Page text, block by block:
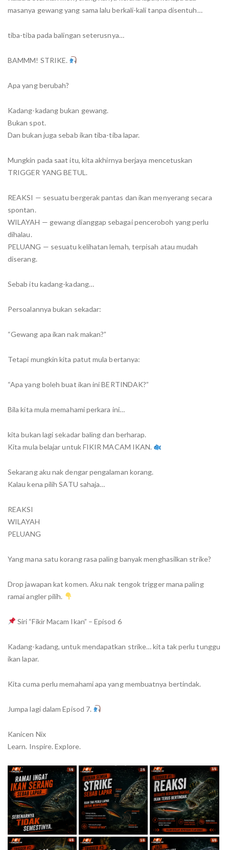
masanya gewang yang sama lalu berkali-kali tanpa disentuh…
tiba-tiba pada balingan seterusnya…
BAMMM! STRIKE.
Apa yang berubah?
Kadang-kadang bukan gewang.
Bukan spot.
Dan bukan juga sebab ikan tiba-tiba lapar.
Mungkin pada saat itu, kita akhirnya berjaya mencetuskan
TRIGGER YANG BETUL.
REAKSI — sesuatu bergerak pantas dan ikan menyerang secara
spontan.
WILAYAH — gewang dianggap sebagai penceroboh yang perlu
dihalau.
PELUANG — sesuatu kelihatan lemah, terpisah atau mudah
diserang.
Sebab itu kadang-kadang…
Persoalannya bukan sekadar:
“Gewang apa ikan nak makan?”
Tetapi mungkin kita patut mula bertanya:
“Apa yang boleh buat ikan ini BERTINDAK?”
Bila kita mula memahami perkara ini…
kita bukan lagi sekadar baling dan berharap.
Kita mula belajar untuk FIKIR MACAM IKAN.
Sekarang aku nak dengar pengalaman korang.
Kalau kena pilih SATU sahaja…
REAKSI
WILAYAH
PELUANG
Yang mana satu korang rasa paling banyak menghasilkan strike?
Drop jawapan kat komen. Aku nak tengok trigger mana paling
ramai angler pilih.
Siri “Fikir Macam Ikan” – Episod 6
Kadang-kadang, untuk mendapatkan strike… kita tak perlu tunggu
ikan lapar.
Kita cuma perlu memahami apa yang membuatnya bertindak.
Jumpa lagi dalam Episod 7.
Kanicen Nix
Learn. Inspire. Explore.